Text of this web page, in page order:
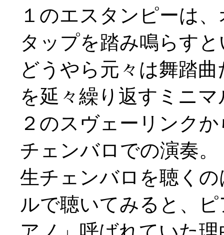
１のエスタンピーは
タップを踏み鳴らす
どうやら元々は舞踏
を延々繰り返すミニ
２のスヴェーリンク
チェンバロでの演奏。
生チェンバロを聴く
ルで聴いてみると、